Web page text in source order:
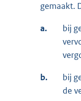
gemaakt.
a.
bij
b.
bij
de